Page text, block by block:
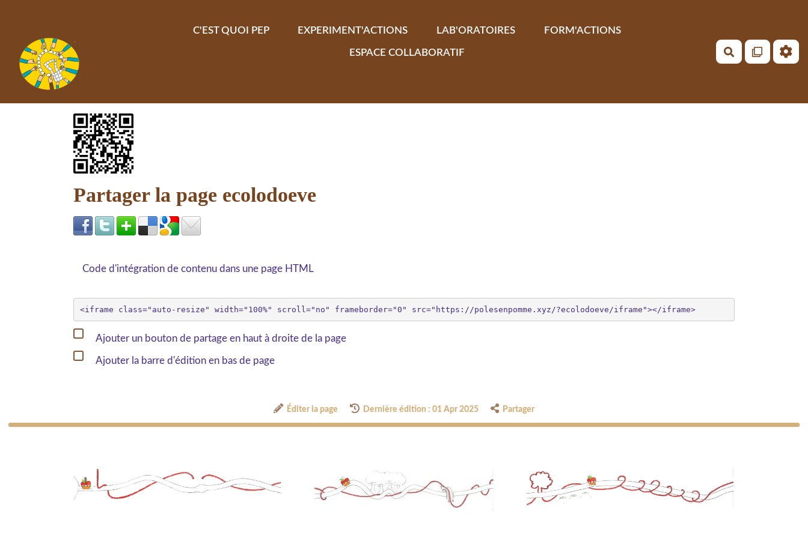
C'EST QUOI PEP
EXPERIMENT'ACTIONS LAB'ORATOIRES FORM'ACTIONS
ESPACE COLLABORATIF Rechercher
Partager la page ecolodoeve
Code d'intégration de contenu dans une page HTML
<iframe class="auto-resize" width="100%" scroll="no" frameborder="0" src="https://polesenpomme.xyz/?ecolodoeve/iframe"></iframe>
Ajouter un bouton de partage en haut à droite de la page
Ajouter la barre d'édition en bas de page
Éditer la page Dernière édition : 01 Apr 2025 Partager